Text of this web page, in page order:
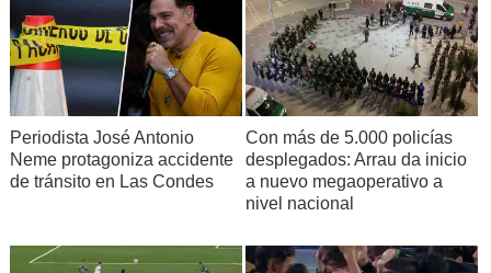
Periodista José Antonio
Neme protagoniza accidente
de tránsito en Las Condes
Con más de 5.000 policías
desplegados: Arrau da inicio
a nuevo megaoperativo a
nivel nacional